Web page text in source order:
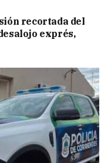
recortada del
exprés,